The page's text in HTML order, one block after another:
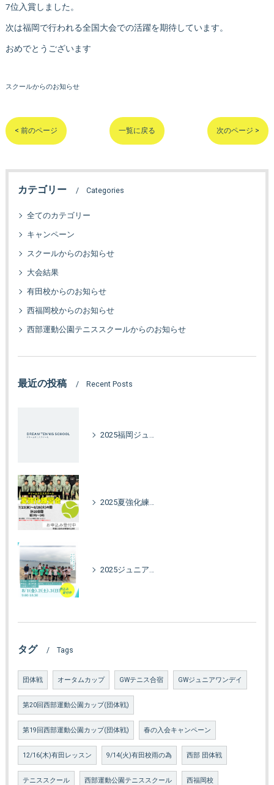
7位入賞しました。
次は福岡で行われる全国大会での活躍を期待しています。
おめでとうございます
スクールからのお知らせ
< 前のページ 一覧に戻る 次のページ >
カテゴリー Categories
全てのカテゴリー
キャンペーン
スクールからのお知らせ
大会結果
有田校からのお知らせ
西福岡校からのお知らせ
西部運動公園テニススクールからのお知らせ
最近の投稿 Recent Posts
2025福岡ジュニアオータムカップ
2025夏強化練習会！
2025ジュニア強化合宿in海の中道
タグ Tags
団体戦 オータムカップ GWテニス合宿 GWジュニアワンデイ
第20回西部運動公園カップ(団体戦)
第19回西部運動公園カップ(団体戦) 春の入会キャンペーン
12/16(木)有田レッスン 9/14(火)有田校雨の為 西部 団体戦
テニススクール 西部運動公園テニススクール 西福岡校